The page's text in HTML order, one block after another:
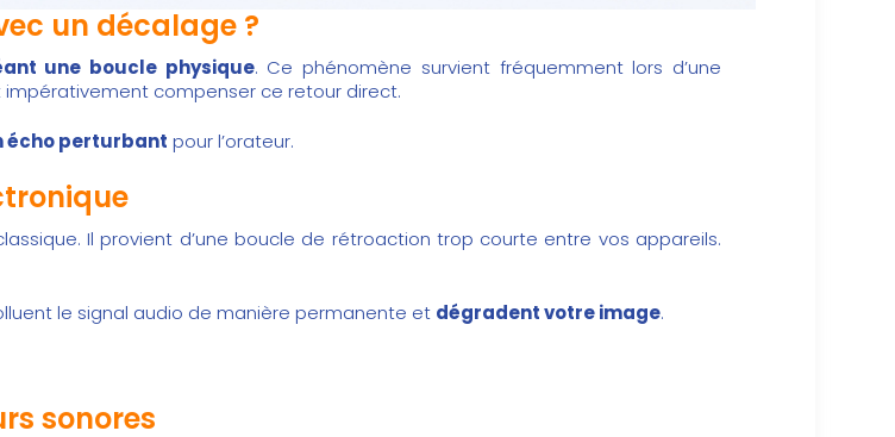
un décalage ?
une boucle physique. Ce phénomène survient fréquemment lors d’une
compenser ce retour direct.
écho perturbant pour l’orateur.
Il provient d’une boucle de rétroaction trop courte entre vos appareils.
le signal audio de manière permanente et dégradent votre image.
sonores